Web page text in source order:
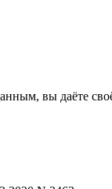
вы даёте